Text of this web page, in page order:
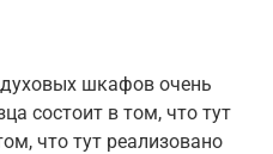
шкафов очень
состоит в том, что тут
что тут реализовано